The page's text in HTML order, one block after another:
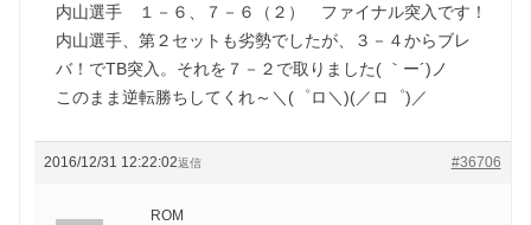
内山選手 １－６、７－６（２） ファイナル突入です！
内山選手、第２セットも劣勢でしたが、３－４からブレ
バ！でTB突入。それを７－２で取りました( ｀ー´)ノ
このまま逆転勝ちしてくれ～＼(゜ロ＼)(／ロ゜)／
2016/12/31 12:22:02 #36706
返信
ROM